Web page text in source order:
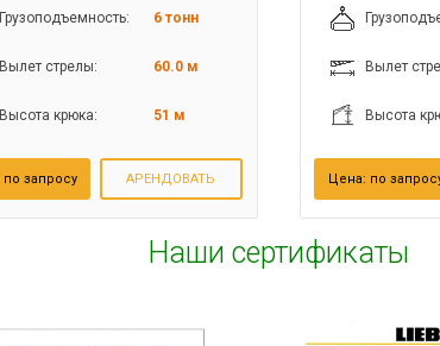
Грузоподъемность: 6 тонн
Вылет стрелы: 60.0 м
Высота крюка: 51 м
по запросу АРЕНДОВАТЬ
Вылет
Высота
Цена: по
Наши сертификаты